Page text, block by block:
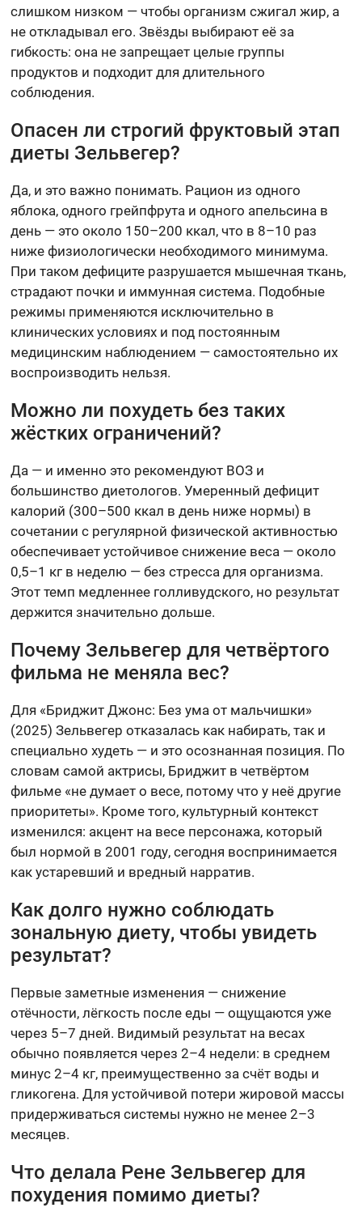
слишком низком — чтобы организм сжигал жир, а
не откладывал его. Звёзды выбирают её за
гибкость: она не запрещает целые группы
продуктов и подходит для длительного
соблюдения.
Опасен ли строгий фруктовый этап
диеты Зельвегер?
Да, и это важно понимать. Рацион из одного
яблока, одного грейпфрута и одного апельсина в
день — это около 150–200 ккал, что в 8–10 раз
ниже физиологически необходимого минимума.
При таком дефиците разрушается мышечная ткань,
страдают почки и иммунная система. Подобные
режимы применяются исключительно в
клинических условиях и под постоянным
медицинским наблюдением — самостоятельно их
воспроизводить нельзя.
Можно ли похудеть без таких
жёстких ограничений?
Да — и именно это рекомендуют ВОЗ и
большинство диетологов. Умеренный дефицит
калорий (300–500 ккал в день ниже нормы) в
сочетании с регулярной физической активностью
обеспечивает устойчивое снижение веса — около
0,5–1 кг в неделю — без стресса для организма.
Этот темп медленнее голливудского, но результат
держится значительно дольше.
Почему Зельвегер для четвёртого
фильма не меняла вес?
Для «Бриджит Джонс: Без ума от мальчишки»
(2025) Зельвегер отказалась как набирать, так и
специально худеть — и это осознанная позиция. По
словам самой актрисы, Бриджит в четвёртом
фильме «не думает о весе, потому что у неё другие
приоритеты». Кроме того, культурный контекст
изменился: акцент на весе персонажа, который
был нормой в 2001 году, сегодня воспринимается
как устаревший и вредный нарратив.
Как долго нужно соблюдать
зональную диету, чтобы увидеть
результат?
Первые заметные изменения — снижение
отёчности, лёгкость после еды — ощущаются уже
через 5–7 дней. Видимый результат на весах
обычно появляется через 2–4 недели: в среднем
минус 2–4 кг, преимущественно за счёт воды и
гликогена. Для устойчивой потери жировой массы
придерживаться системы нужно не менее 2–3
месяцев.
Что делала Рене Зельвегер для
похудения помимо диеты?